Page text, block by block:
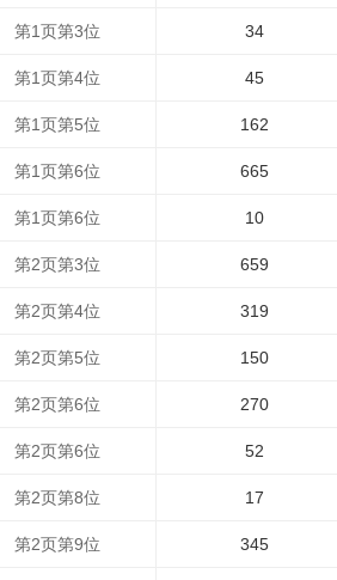
第1页第3位 34
第1页第4位 45
第1页第5位 162
第1页第6位 665
第1页第6位 10
第2页第3位 659
第2页第4位 319
第2页第5位 150
第2页第6位 270
第2页第6位 52
第2页第8位 17
第2页第9位 345